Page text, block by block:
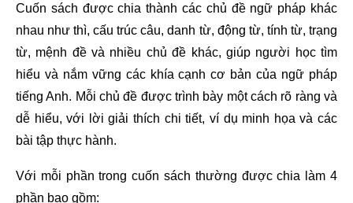
Cuốn sách được chia thành các chủ đề ngữ pháp khác
nhau như thì, cấu trúc câu, danh từ, động từ, tính từ, trạng
từ, mệnh đề và nhiều chủ đề khác, giúp người học tìm
hiểu và nắm vững các khía cạnh cơ bản của ngữ pháp
tiếng Anh. Mỗi chủ đề được trình bày một cách rõ ràng và
dễ hiểu, với lời giải thích chi tiết, ví dụ minh họa và các
bài tập thực hành.
Với mỗi phần trong cuốn sách thường được chia làm 4
phần bao gồm: